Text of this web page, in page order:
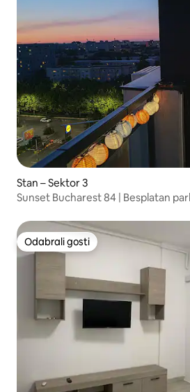
Stan – Sektor 3
Sunset Bucharest 84 | Besplatan
Odabrali gosti
Odabrali gosti